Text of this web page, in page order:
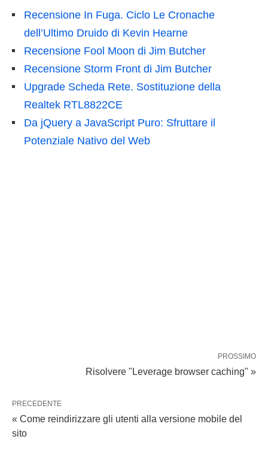
Recensione In Fuga. Ciclo Le Cronache
dell’Ultimo Druido di Kevin Hearne
Recensione Fool Moon di Jim Butcher
Recensione Storm Front di Jim Butcher
Upgrade Scheda Rete. Sostituzione della
Realtek RTL8822CE
Da jQuery a JavaScript Puro: Sfruttare il
Potenziale Nativo del Web
PROSSIMO
Risolvere "Leverage browser caching" »
PRECEDENTE
« Come reindirizzare gli utenti alla versione mobile del
sito